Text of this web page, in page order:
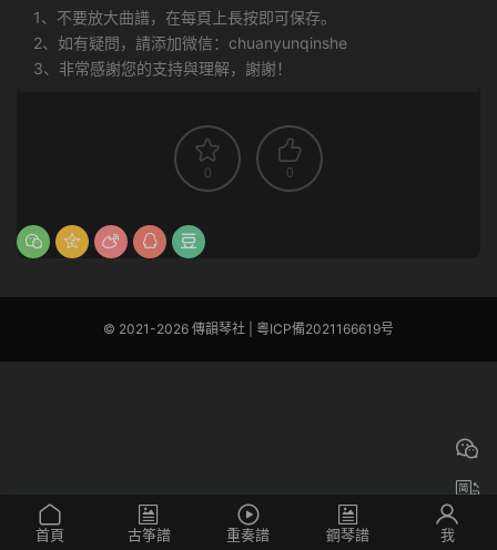
1、不要放大曲譜，在每頁上長按即可保存。
2、如有疑問，請添加微信：chuanyunqinshe
3、非常感謝您的支持與理解，謝謝！
0 0
© 2021-2026 傳韻琴社 | 粵ICP備2021166619号
首頁 古筝譜 重奏譜 鋼琴譜 我